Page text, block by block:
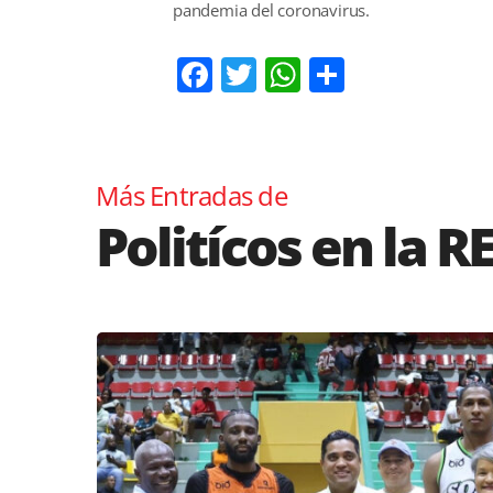
pandemia del coronavirus.
Facebook
TwitterWhatsApp
Más Entradas de
Politícos en la